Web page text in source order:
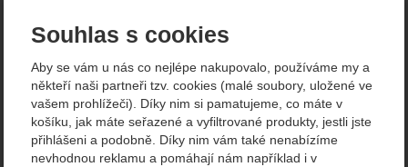
Souhlas s cookies
Aby se vám u nás co nejlépe nakupovalo, používáme my a
někteří naši partneři tzv. cookies (malé soubory, uložené ve
vašem prohlížeči). Díky nim si pamatujeme, co máte v
košíku, jak máte seřazené a vyfiltrované produkty, jestli jste
přihlášeni a podobně. Díky nim vám také nenabízíme
nevhodnou reklamu a pomáhají nám například i v
Osprey Tempest 24 III
turistický batoh
Fotografie